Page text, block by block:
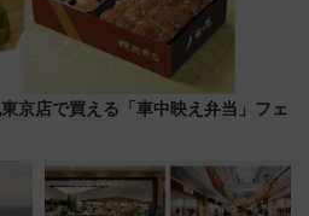
京店で買える「車中映え弁当」フェ